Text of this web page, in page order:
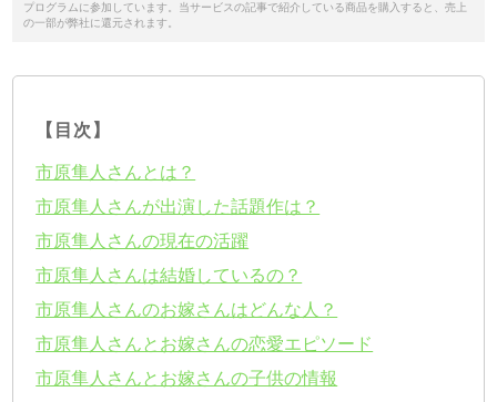
プログラムに参加しています。当サービスの記事で紹介している商品を購入すると、売上
の一部が弊社に還元されます。
【目次】
市原隼人さんとは？
市原隼人さんが出演した話題作は？
市原隼人さんの現在の活躍
市原隼人さんは結婚しているの？
市原隼人さんのお嫁さんはどんな人？
市原隼人さんとお嫁さんの恋愛エピソード
市原隼人さんとお嫁さんの子供の情報